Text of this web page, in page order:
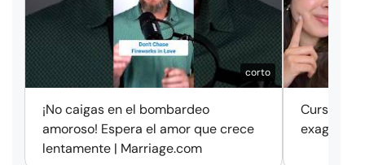
corto
¡No caigas en el bombardeo
amoroso! Espera el amor que crece
lentamente | Marriage.com
Cursos